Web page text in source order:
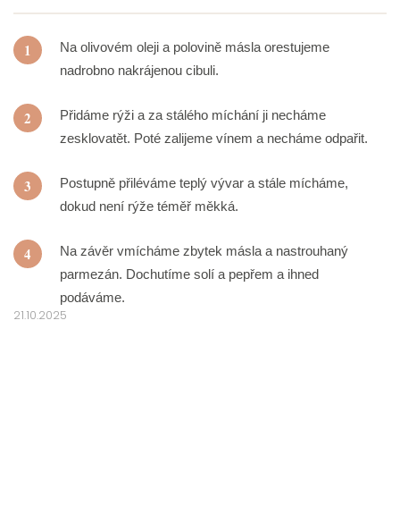
21.10.2025
1
Na olivovém oleji a polovině másla orestujeme
nadrobno nakrájenou cibuli.
2
Přidáme rýži a za stálého míchání ji necháme
zesklovatět. Poté zalijeme vínem a necháme odpařit.
3
Postupně přiléváme teplý vývar a stále mícháme,
dokud není rýže téměř měkká.
4
Na závěr vmícháme zbytek másla a nastrouhaný
parmezán. Dochutíme solí a pepřem a ihned
podáváme.